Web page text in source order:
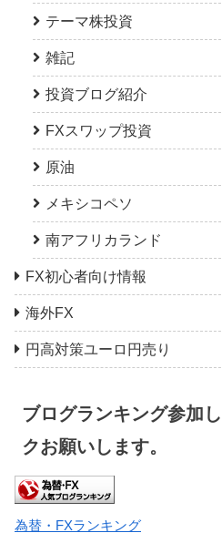
テーマ株投資
雑記
投資ブログ紹介
FXスワップ投資
原油
メキシコペソ
南アフリカランド
FX初心者向け情報
海外FX
円高対策ユーロ円売り
ブログランキング参加
クお願いします。
為替・FXランキング